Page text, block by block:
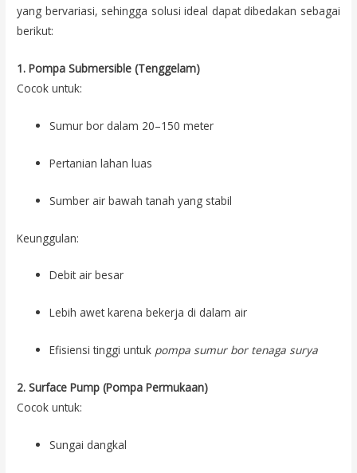
yang bervariasi, sehingga solusi ideal dapat dibedakan sebagai
berikut:
1. Pompa Submersible (Tenggelam)
Cocok untuk:
Sumur bor dalam 20–150 meter
Pertanian lahan luas
Sumber air bawah tanah yang stabil
Keunggulan:
Debit air besar
Lebih awet karena bekerja di dalam air
Efisiensi tinggi untuk pompa sumur bor tenaga surya
2. Surface Pump (Pompa Permukaan)
Cocok untuk:
Sungai dangkal